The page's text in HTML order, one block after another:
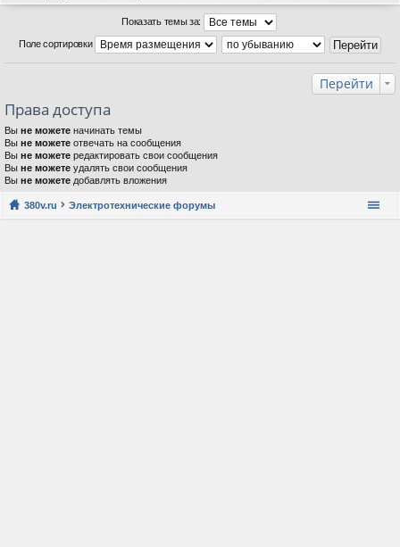
Показать темы за:
Поле сортировки
Перейти
Права доступа
Вы не можете начинать темы
Вы не можете отвечать на сообщения
Вы не можете редактировать свои сообщения
Вы не можете удалять свои сообщения
Вы не можете добавлять вложения
380v.ru Электротехнические форумы